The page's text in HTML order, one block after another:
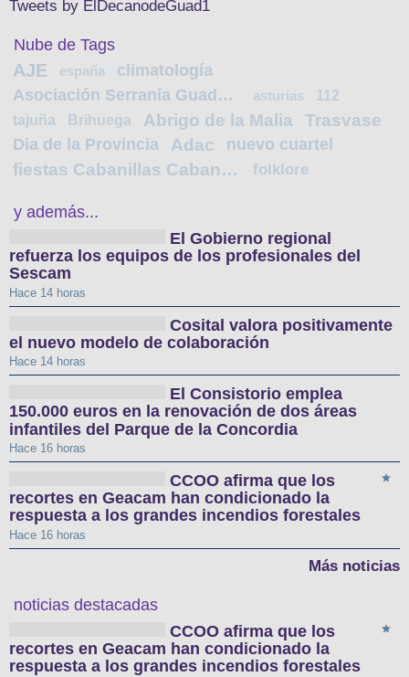
Tweets by ElDecanodeGuad1
Nube de Tags
AJE españa
climatología
Asociación Serranía Guadalajara
asturias
112
tajuña
Brihuega Abrigo de la Malia Trasvase
Dia de la Provincia Adac nuevo cuartel
fiestas Cabanillas Cabanillas folklore
y además...
El Gobierno regional
refuerza los equipos de los profesionales del
Sescam
Hace 14 horas
Cosital valora positivamente
el nuevo modelo de colaboración
Hace 14 horas
El Consistorio emplea
150.000 euros en la renovación de dos áreas
infantiles del Parque de la Concordia
Hace 16 horas
CCOO afirma que los
recortes en Geacam han condicionado la
respuesta a los grandes incendios forestales
Hace 16 horas
Más noticias
noticias destacadas
CCOO afirma que los
recortes en Geacam han condicionado la
respuesta a los grandes incendios forestales